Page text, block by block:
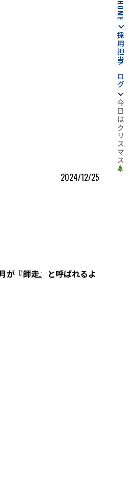
HOME
採用担当ブログ
今日はクリスマス
2024/12/25
が『師走』と呼ばれるよ